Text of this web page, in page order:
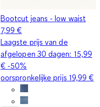
Bootcut jeans - low waist
7,99 €
Laagste prijs van de
afgelopen 30 dagen: 15,99
€ -50%
oorspronkelijke prijs 19,99 €